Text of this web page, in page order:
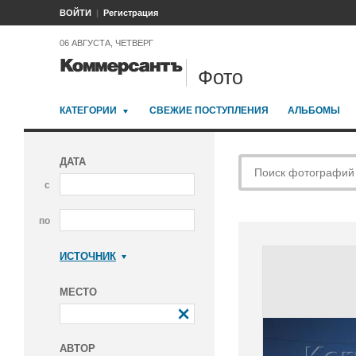
ВОЙТИ Регистрация
06 АВГУСТА, ЧЕТВЕРГ
Фото
КАТЕГОРИИ СВЕЖИЕ ПОСТУПЛЕНИЯ АЛЬБОМЫ
ДАТА
с
по
ИСТОЧНИК
МЕСТО
АВТОР